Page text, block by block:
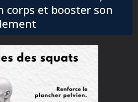
corps et booster son